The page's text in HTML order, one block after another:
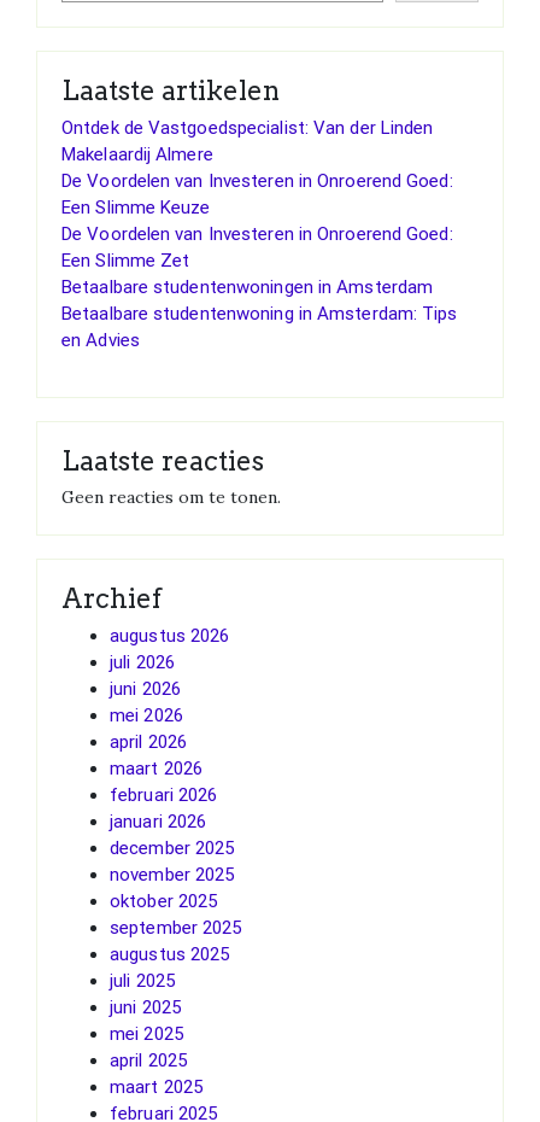
Laatste artikelen
Ontdek de Vastgoedspecialist: Van der Linden
Makelaardij Almere
De Voordelen van Investeren in Onroerend Goed:
Een Slimme Keuze
De Voordelen van Investeren in Onroerend Goed:
Een Slimme Zet
Betaalbare studentenwoningen in Amsterdam
Betaalbare studentenwoning in Amsterdam: Tips
en Advies
Laatste reacties
Geen reacties om te tonen.
Archief
augustus 2026
juli 2026
juni 2026
mei 2026
april 2026
maart 2026
februari 2026
januari 2026
december 2025
november 2025
oktober 2025
september 2025
augustus 2025
juli 2025
juni 2025
mei 2025
april 2025
maart 2025
februari 2025